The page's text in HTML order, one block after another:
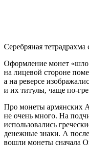
Серебряная
Оформление монет «шло
на лицевой стороне
а на реверсе
и их титулы, чаще по-
Про монеты армянских
не очень много. На
использовались
денежные знаки. А
вошли монеты сначала